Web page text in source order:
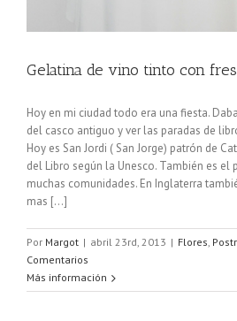
Gelatina de vino tinto con
Hoy en mi ciudad todo era una fiesta.
del casco antiguo y ver las paradas de
Hoy es San Jordi ( San Jorge) patrón de
del Libro según la Unesco. También es el
muchas comunidades. En Inglaterra
mas [...]
Por Margot | abril 23rd, 2013 | Flores,
Comentarios
Más información